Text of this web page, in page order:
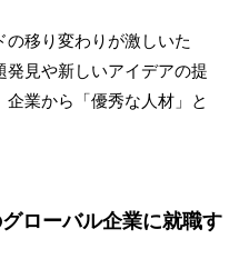
の移り変わりが激しいた
見や新しいアイデアの提
業から「優秀な人材」と
ローバル企業に就職す